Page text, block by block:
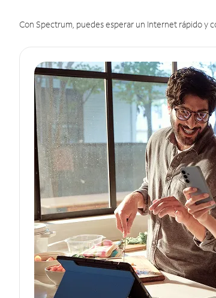
Con Spectrum, puedes esperar un Internet rápido y